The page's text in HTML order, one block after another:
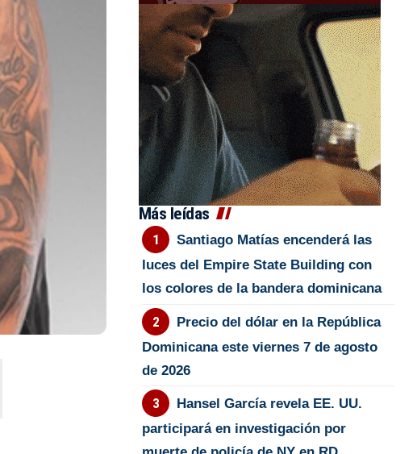
Más leídas
Santiago Matías encenderá las
luces del Empire State Building con
los colores de la bandera dominicana
Precio del dólar en la República
Dominicana este viernes 7 de agosto
de 2026
Hansel García revela EE. UU.
participará en investigación por